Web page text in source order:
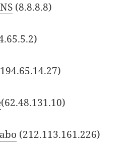
(8.8.8.8)
(62.48.131.10)
(212.113.161.226)